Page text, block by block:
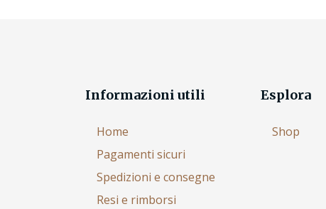
Informazioni utili
Home
Pagamenti sicuri
Spedizioni e consegne
Resi e rimborsi
Esplora
Shop